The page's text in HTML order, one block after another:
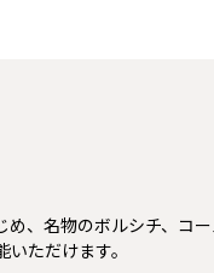
、名物のボルシチ、コ
ただけます。